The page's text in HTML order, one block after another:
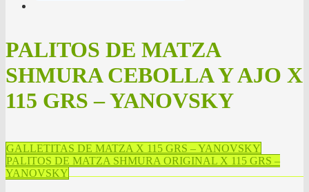
PALITOS DE MATZA
SHMURA CEBOLLA Y AJO X
115 GRS – YANOVSKY
GALLETITAS DE MATZA X 115 GRS – YANOVSKY
PALITOS DE MATZA SHMURA ORIGINAL X 115 GRS –
YANOVSKY